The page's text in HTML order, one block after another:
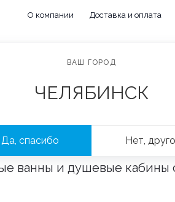
О компании Доставка и оплата
вы можете
и аксессуары
оптом и в
ванны и душевые кабины
ВАШ ГОРОД
ЧЕЛЯБИНСК
Да, спасибо Нет,